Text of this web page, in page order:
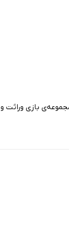
بازی وراثت و